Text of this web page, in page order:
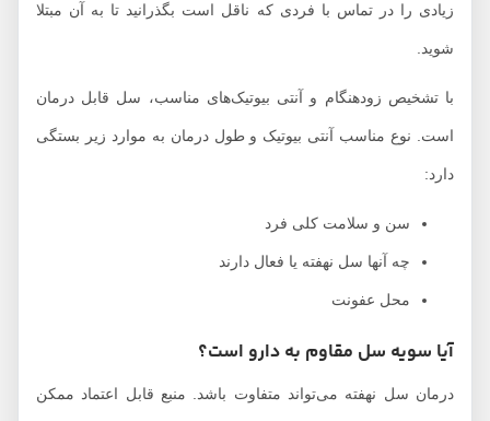
زیادی را در تماس با فردی که ناقل است بگذرانید تا به آن مبتلا
شوید.
با تشخیص زودهنگام و آنتی بیوتیک‌های مناسب، سل قابل درمان
است. نوع مناسب آنتی بیوتیک و طول درمان به موارد زیر بستگی
سن و سلامت کلی فرد
چه آنها سل نهفته یا فعال دارند
محل عفونت
آیا سویه سل مقاوم به دارو است؟
درمان سل نهفته می‌تواند متفاوت باشد. منبع قابل اعتماد ممکن